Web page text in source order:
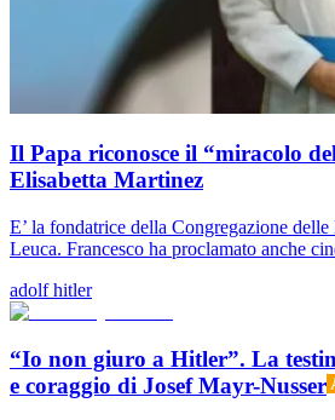
Il Papa riconosce il “miracolo
Elisabetta Martinez
E’ la fondatrice della Congregazione
Leuca. Francesco ha proclamato anche
adolf hitler
“Io non giuro a Hitler”. La
e coraggio di Josef Mayr-Nusser